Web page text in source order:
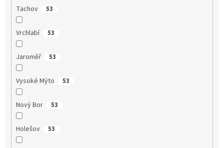
Tachov 53
Vrchlabí 53
Jaroměř 53
Vysoké Mýto 53
Nový Bor 53
Holešov 53